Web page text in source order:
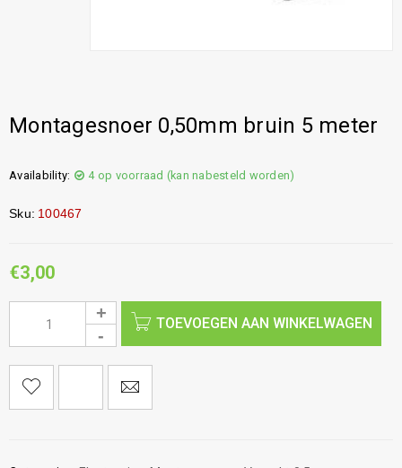
Montagesnoer 0,50mm bruin 5 meter
Availability: 4 op voorraad (kan nabesteld worden)
Sku: 100467
€3,00
TOEVOEGEN AAN WINKELWAGEN